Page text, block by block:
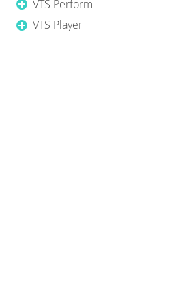
VTS Perform
VTS Player